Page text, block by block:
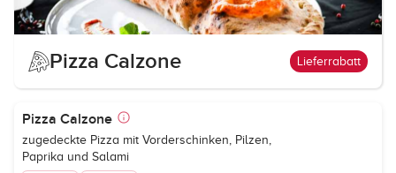
Pizza Calzone Lieferrabatt
Pizza Calzone
zugedeckte Pizza mit Vorderschinken, Pilzen,
Paprika und Salami